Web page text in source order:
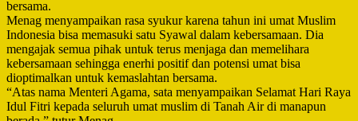
bersama.
Menag menyampaikan rasa syukur karena tahun ini umat Muslim
Indonesia bisa memasuki satu Syawal dalam kebersamaan. Dia
mengajak semua pihak untuk terus menjaga dan memelihara
kebersamaan sehingga enerhi positif dan potensi umat bisa
dioptimalkan untuk kemaslahtan bersama.
“Atas nama Menteri Agama, sata menyampaikan Selamat Hari Raya
Idul Fitri kepada seluruh umat muslim di Tanah Air di manapun